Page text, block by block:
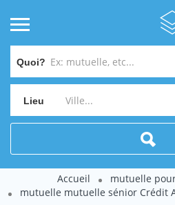
Quoi?
Lieu
Accueil
mutuelle
mutuelle mutuelle sénior Crédit